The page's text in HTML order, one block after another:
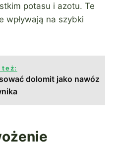
potasu i azotu. Te
wpływają na szybki
też:
dolomit jako nawóz